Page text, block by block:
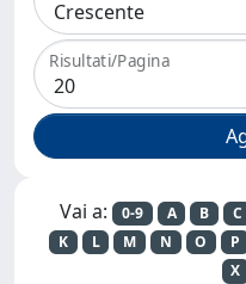
Risultati/Pagina
Vai a: 0-9 A B C
K
L M N O P
X